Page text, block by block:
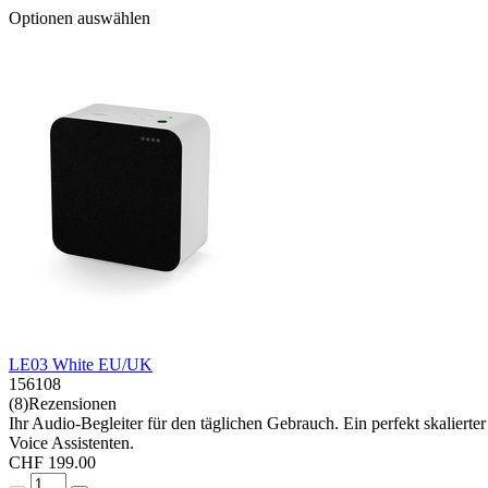
Optionen auswählen
LE03 White EU/UK
156108
(8)Rezensionen
Ihr Audio-Begleiter für den täglichen Gebrauch. Ein perfekt
Voice Assistenten.
CHF 199.00